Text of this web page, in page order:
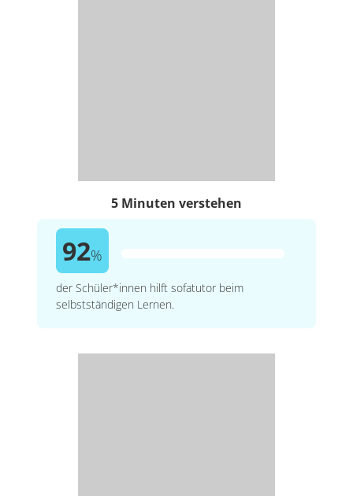
5 Minuten verstehen
92%
der Schüler*innen hilft sofatutor beim
selbstständigen Lernen.